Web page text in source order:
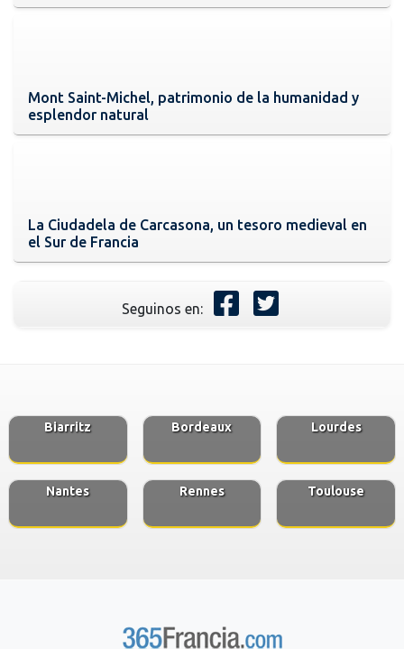
Mont Saint-Michel, patrimonio de la humanidad y
esplendor natural
La Ciudadela de Carcasona, un tesoro medieval en
el Sur de Francia
Seguinos en:
Biarritz Bordeaux Lourdes
Nantes Rennes Toulouse